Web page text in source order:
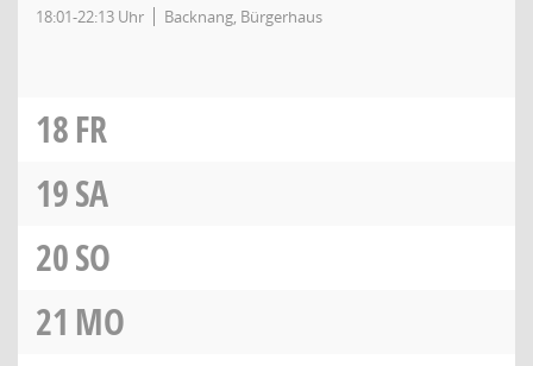
18:01-22:13 Uhr Backnang, Bürgerhaus
18FR
19SA
20SO
21 MO